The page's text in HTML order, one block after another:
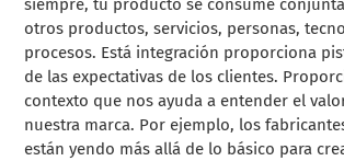
siempre, tu producto se consume
otros productos, servicios, personas,
procesos. Está integración proporciona
de las expectativas de los clientes.
contexto que nos ayuda a entender el
nuestra marca. Por ejemplo, los
están yendo más allá de lo básico para